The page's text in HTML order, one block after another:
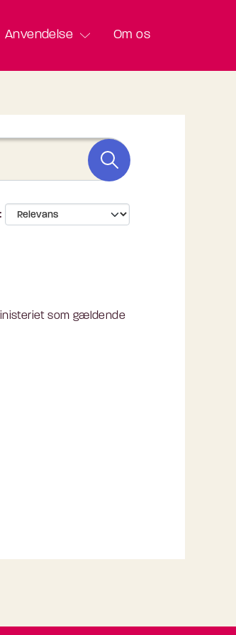
Anvendelse Om os
som gældende